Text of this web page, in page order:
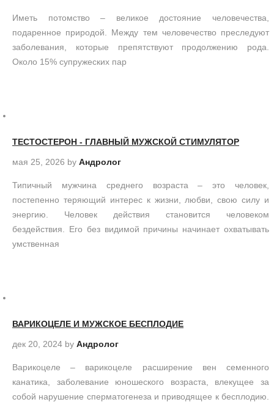
Иметь потомство – великое достояние человечества,
подаренное природой. Между тем человечество преследуют
заболевания, которые препятствуют продолжению рода.
Около 15% супружеских пар
ТЕСТОСТЕРОН - ГЛАВНЫЙ МУЖСКОЙ СТИМУЛЯТОР
мая 25, 2026 by Андролог
Типичный мужчина среднего возраста – это человек,
постепенно теряющий интерес к жизни, любви, свою силу и
энергию. Человек действия становится человеком
бездействия. Его без видимой причины начинает охватывать
умственная
ВАРИКОЦЕЛЕ И МУЖСКОЕ БЕСПЛОДИЕ
дек 20, 2024 by Андролог
Варикоцеле – варикоцеле расширение вен семенного
канатика, заболевание юношеского возраста, влекущее за
собой нарушение сперматогенеза и приводящее к бесплодию.